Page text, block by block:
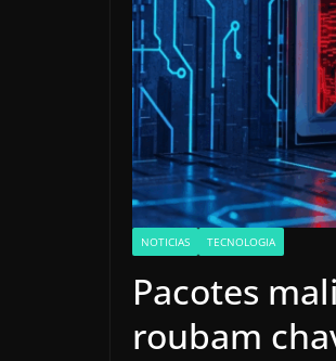
NOTICIAS TECNOLOGIA
Pacotes
roubam